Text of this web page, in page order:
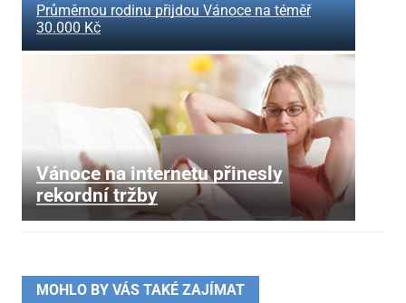
Průměrnou rodinu přijdou Vánoce na téměř
30.000 Kč
Vánoce na internetu přinesly
rekordní tržby
MOHLO BY VÁS TAKÉ ZAJÍMAT